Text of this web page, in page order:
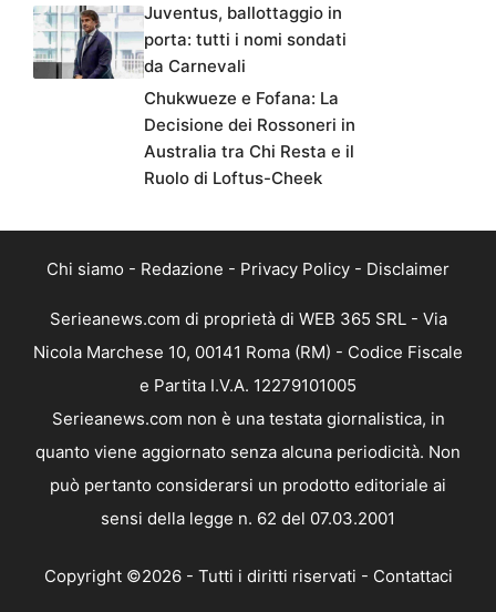
Juventus, ballottaggio in
porta: tutti i nomi sondati
da Carnevali
Chukwueze e Fofana: La
Decisione dei Rossoneri in
Australia tra Chi Resta e il
Ruolo di Loftus-Cheek
Chi siamo - Redazione - Privacy Policy - Disclaimer
Serieanews.com di proprietà di WEB 365 SRL - Via
Nicola Marchese 10, 00141 Roma (RM) - Codice Fiscale
e Partita I.V.A. 12279101005
Serieanews.com non è una testata giornalistica, in
quanto viene aggiornato senza alcuna periodicità. Non
può pertanto considerarsi un prodotto editoriale ai
sensi della legge n. 62 del 07.03.2001
Copyright ©2026 - Tutti i diritti riservati - Contattaci